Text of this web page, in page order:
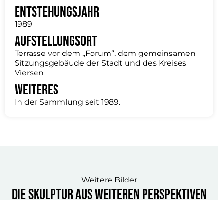
Entstehungsjahr
1989
Aufstellungsort
Terrasse vor dem „Forum“, dem gemeinsamen
Sitzungsgebäude der Stadt und des Kreises
Viersen
Weiteres
In der Sammlung seit 1989.
Weitere Bilder
Die Skulptur aus weiteren Perspektiven